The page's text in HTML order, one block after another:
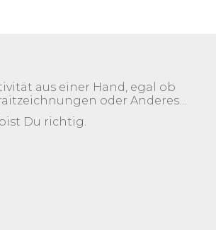
aus einer Hand, egal ob
oder Anderes…
Du richtig.